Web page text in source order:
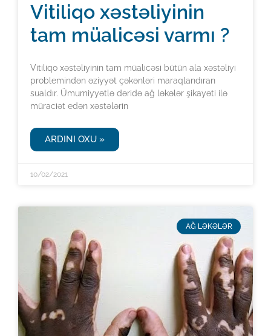
Vitiliqo xəstəliyinin
tam müalicəsi varmı ?
Vitiliqo xəstəliyinin tam müalicəsi bütün ala xəstəliyi
problemindən əziyyət çəkənləri maraqlandıran
sualdır. Ümumiyyətlə dəridə ağ ləkələr şikayəti ilə
müraciət edən xəstələrin
ARDINI OXU »
10/02/2021
AĞ LƏKƏLƏR